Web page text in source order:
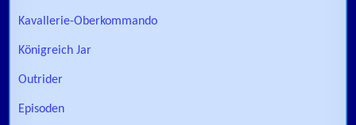
Kavallerie-Oberkommando
Königreich Jar
Outrider
Episoden